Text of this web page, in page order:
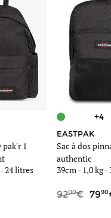
pak'r 1
24 litres
+4
EASTPAK
Sac à dos
authentic
39cm - 1,0 kg-
9200 7990